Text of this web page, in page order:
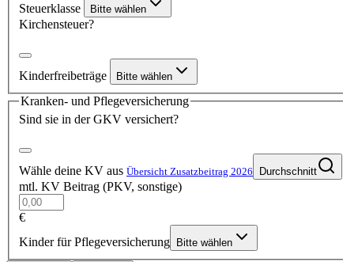
Steuerklasse Bitte wählen
Kirchensteuer?
Kinderfreibeträge Bitte wählen
Kranken- und Pflegeversicherung
Sind sie in der GKV versichert?
Wähle deine KV aus Übersicht Zusatzbeitrag 2026 Durchschnitt
mtl. KV Beitrag (PKV, sonstige)
€
Kinder für Pflegeversicherung
Bitte wählen